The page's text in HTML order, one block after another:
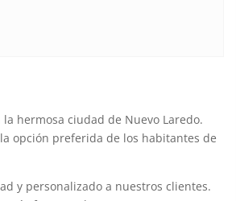
hermosa ciudad de Nuevo Laredo.
opción preferida de los habitantes de
y personalizado a nuestros clientes.